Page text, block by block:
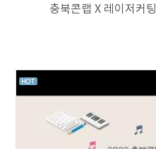
충북콘랩 X 레이저커